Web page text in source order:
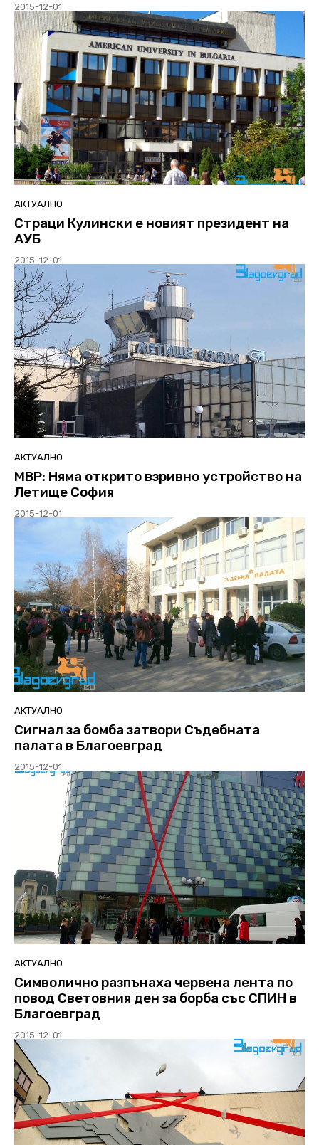
2015-12-01
АКТУАЛНО
Страци Кулински е новият президент на
АУБ
2015-12-01
АКТУАЛНО
МВР: Няма открито взривно устройство на
Летище София
2015-12-01
АКТУАЛНО
Сигнал за бомба затвори Съдебната
палата в Благоевград
2015-12-01
АКТУАЛНО
Символично разпънаха червена лента по
повод Световния ден за борба със СПИН в
Благоевград
2015-12-01